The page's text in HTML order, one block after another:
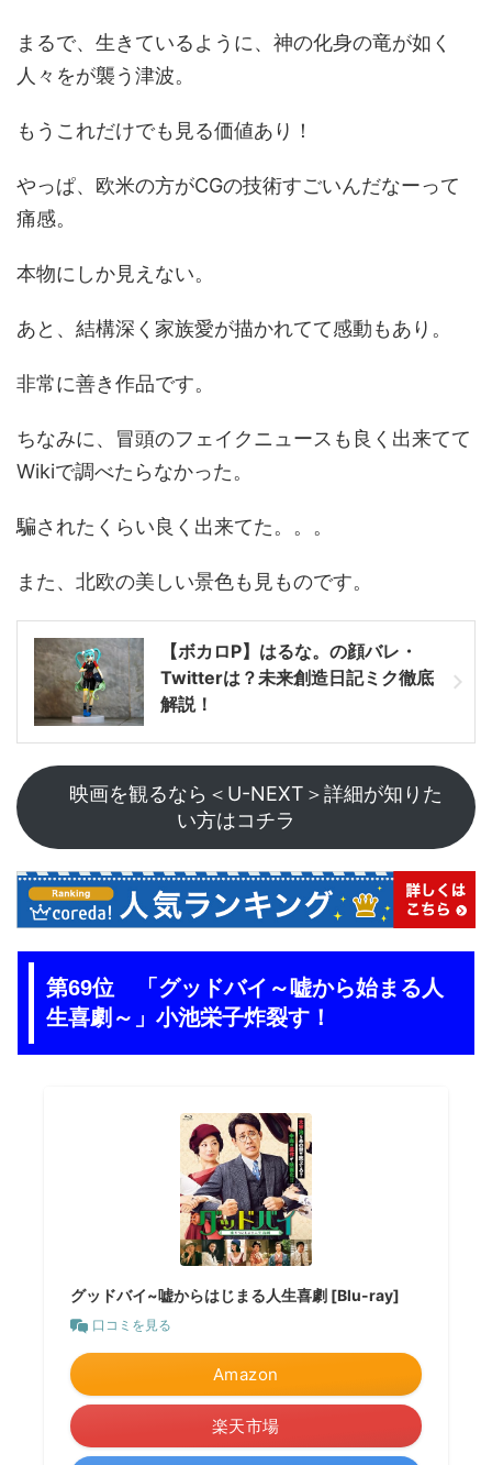
まるで、生きているように、神の化身の竜が如く
人々をが襲う津波。
もうこれだけでも見る価値あり！
やっぱ、欧米の方がCGの技術すごいんだなーって
痛感。
本物にしか見えない。
あと、結構深く家族愛が描かれてて感動もあり。
非常に善き作品です。
ちなみに、冒頭のフェイクニュースも良く出来てて
Wikiで調べたらなかった。
騙されたくらい良く出来てた。。。
また、北欧の美しい景色も見ものです。
【ボカロP】はるな。の顔バレ・
Twitterは？未来創造日記ミク徹底
解説！
映画を観るなら＜U-NEXT＞詳細が知りた
い方はコチラ
第69位 「グッドバイ～嘘から始まる人
生喜劇～」小池栄子炸裂す！
グッドバイ~嘘からはじまる人生喜劇 [Blu-ray]
口コミを見る
Amazon
楽天市場